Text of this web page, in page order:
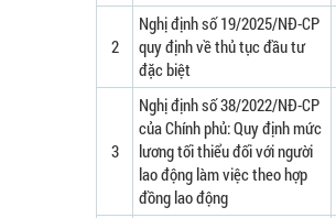
2
Nghị định số 19/2025/NĐ-CP
quy định về thủ tục đầu tư
đặc biệt
3
Nghị định số 38/2022/NĐ-CP
của Chính phủ: Quy định mức
lương tối thiểu đối với người
lao động làm việc theo hợp
đồng lao động